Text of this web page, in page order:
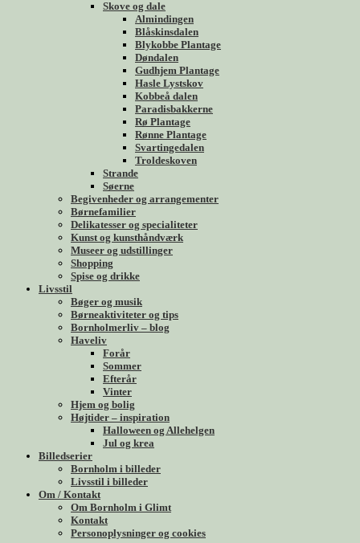
Skove og dale
Almindingen
Blåskinsdalen
Blykobbe Plantage
Døndalen
Gudhjem Plantage
Hasle Lystskov
Kobbeå dalen
Paradisbakkerne
Rø Plantage
Rønne Plantage
Svartingedalen
Troldeskoven
Strande
Søerne
Begivenheder og arrangementer
Børnefamilier
Delikatesser og specialiteter
Kunst og kunsthåndværk
Museer og udstillinger
Shopping
Spise og drikke
Livsstil
Bøger og musik
Børneaktiviteter og tips
Bornholmerliv – blog
Haveliv
Forår
Sommer
Efterår
Vinter
Hjem og bolig
Højtider – inspiration
Halloween og Allehelgen
Jul og krea
Billedserier
Bornholm i billeder
Livsstil i billeder
Om / Kontakt
Om Bornholm i Glimt
Kontakt
Personoplysninger og cookies